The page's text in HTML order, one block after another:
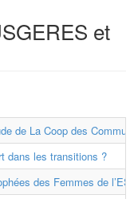
et
de La Coop des
dans les transitions ?
des Femmes de